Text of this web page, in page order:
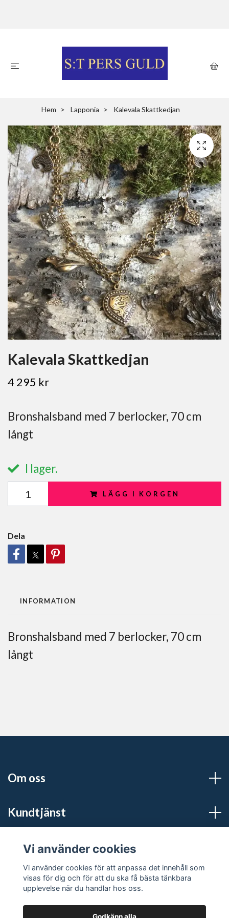
Hem Lapponia Kalevala Skattkedjan
Kalevala Skattkedjan
4 295 kr
Bronshalsband med 7 berlocker, 70 cm
långt
I lager.
LÄGG I KORGEN
Dela
INFORMATION
Bronshalsband med 7 berlocker, 70 cm
långt
Om oss
Kundtjänst
Sociala medier
Vi använder cookies
Vi använder cookies för att anpassa det innehåll som
visas för dig och för att du ska få bästa tänkbara
upplevelse när du handlar hos oss.
Godkänn alla